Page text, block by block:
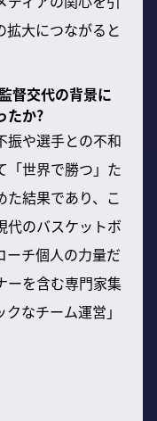
拡大につながると
督交代の背景に
たか?
振や選手との不和
「世界で勝つ」た
結果であり、こ
代のバスケットボ
ーチ個人の力量だ
ーを含む専門家集
なチーム運営」